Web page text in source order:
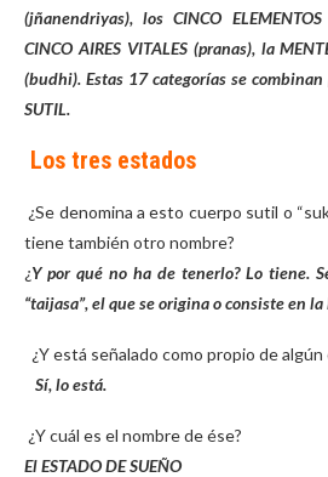
(jñanendriyas), los CINCO
CINCO AIRES VITALES (pranas), la
(budhi). Estas 17 categorías se
SUTIL.
Los tres estados
¿Se denomina a esto cuerpo sutil o
tiene también otro nombre?
¿Y por qué no ha de tenerlo? Lo tiene.
“taijasa”, el que se origina o consiste en
¿Y está señalado como propio de
Sí, lo está.
¿Y cuál es el nombre de ése?
El ESTADO DE SUEÑO